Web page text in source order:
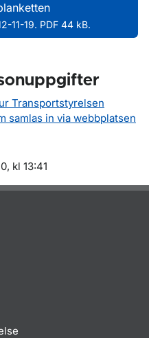
11-19. PDF 44 kB.
Transportstyrelsen
samlas in via webbplatsen
kl 13:41